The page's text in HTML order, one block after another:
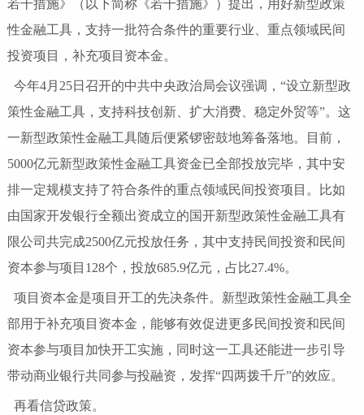
若干措施》（以下简称《若干措施》）提出，用好新型政策
性金融工具，支持一批符合条件的重要行业、重点领域民间
投资项目，补充项目资本金。
今年4月25日召开的中共中央政治局会议强调，“设立新型政
策性金融工具，支持科技创新、扩大消费、稳定外贸等”。这
一新型政策性金融工具随后便紧锣密鼓地筹备落地。目前，
5000亿元新型政策性金融工具资金已全部投放完毕，其中安
排一定规模支持了符合条件的重点领域民间投资项目。比如
由国家开发银行全额出资成立的国开新型政策性金融工具有
限公司共完成2500亿元投放任务，其中支持民间投资和民间
资本参与项目128个，投放685.9亿元，占比27.4%。
项目资本金是项目开工的先决条件。新型政策性金融工具全
部用于补充项目资本金，能够有效促进更多民间投资和民间
资本参与项目加快开工实施，同时这一工具还能进一步引导
带动商业银行共同参与投融资，发挥“四两拨千斤”的效应。
再看信贷政策。